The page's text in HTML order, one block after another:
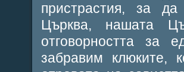
пристрастия, за
Църква, нашата
отговорността за
забравим клюките,